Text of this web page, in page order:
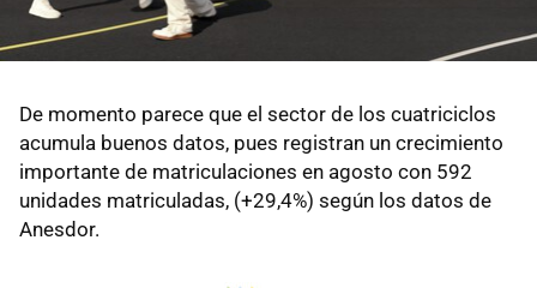
De momento parece que el sector de los cuatriciclos
acumula buenos datos, pues registran un crecimiento
importante de matriculaciones en agosto con 592
unidades matriculadas, (+29,4%) según los datos de
Anesdor.